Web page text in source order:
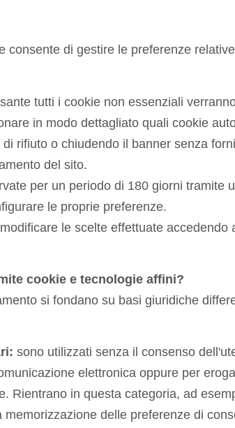
di gestire le preferenze
tutti i cookie non essenziali
in modo dettagliato quali cookie
rifiuto o chiudendo il banner senza
del sito.
per un periodo di 180 giorni tramite
le proprie preferenze.
le scelte effettuate accedendo
cookie e tecnologie affini?
si fondano su basi giuridiche
sono utilizzati senza il consenso
elettronica oppure per
Rientrano in questa categoria, ad
delle preferenze di